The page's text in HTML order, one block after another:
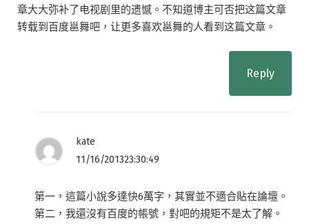
章大大弥补了电视剧里的遗憾。不知道博主可否把这篇文章
转载到百度邕舞吧，让更多喜欢邕舞的人看到这篇文章。
Reply
kate
11/16/201323:30:49
第一，這篇小說多達快6萬字，其實並不適合貼在論壇。
第二，我還沒有百度的帳號，對吧的規矩不是太了解。